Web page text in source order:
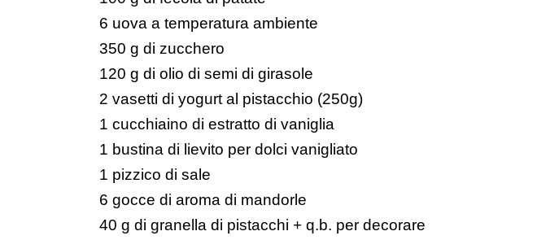
6 uova a temperatura ambiente
350 g di zucchero
120 g di olio di semi di girasole
2 vasetti di yogurt al pistacchio (250g)
1 cucchiaino di estratto di vaniglia
1 bustina di lievito per dolci vanigliato
1 pizzico di sale
6 gocce di aroma di mandorle
40 g di granella di pistacchi + q.b. per decorare